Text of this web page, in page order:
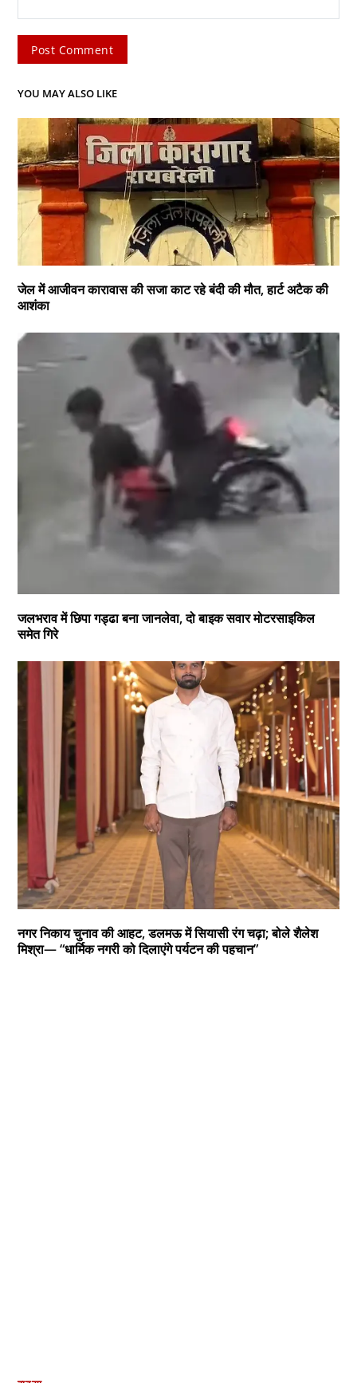
YOU MAY ALSO LIKE
जेल में आजीवन कारावास की सजा काट रहे बंदी की मौत, हार्ट अटैक की
आशंका
जलभराव में छिपा गड्ढा बना जानलेवा, दो बाइक सवार मोटरसाइकिल
समेत गिरे
नगर निकाय चुनाव की आहट, डलमऊ में सियासी रंग चढ़ा; बोले शैलेश
मिश्रा— “धार्मिक नगरी को दिलाएंगे पर्यटन की पहचान”